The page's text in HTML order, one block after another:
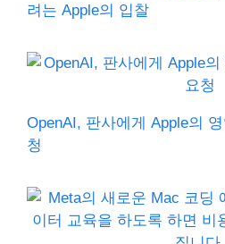
려는 Apple의 입찰
OpenAI, 판사에게 Apple의
청